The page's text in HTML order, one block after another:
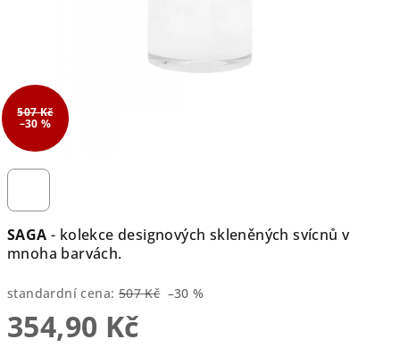
SAGA - kolekce designových skleněných svícnů v
mnoha barvách.
standardní cena: 507 Kč –30 %
354,90 Kč
507 Kč
–30 %